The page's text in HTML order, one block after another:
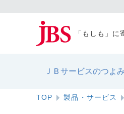
「もしも」に
ＪＢサービスのつよみ
TOP 製品・サービス